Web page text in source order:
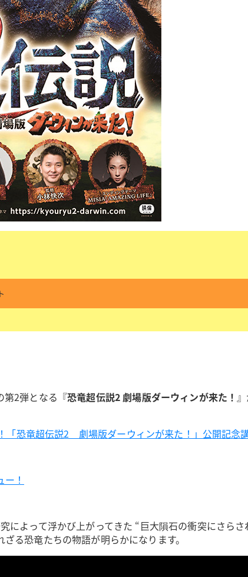
第2弾となる『恐竜超伝説2 劇場版ダーウィンが来た！
「恐竜超伝説2 劇場版ダーウィンが来た！」公開記念
！
よって浮かび上がってきた “巨大隕石の衝突にさら
る恐竜たちの物語が明らかになります。